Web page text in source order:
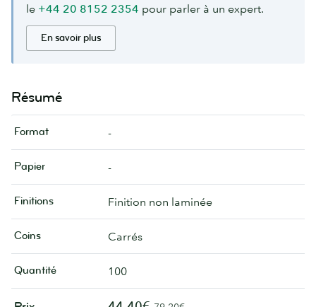
le +44 20 8152 2354 pour parler à un expert.
En savoir plus
Résumé
Format -
Papier -
Finitions Finition non laminée
Coins Carrés
Quantité 100